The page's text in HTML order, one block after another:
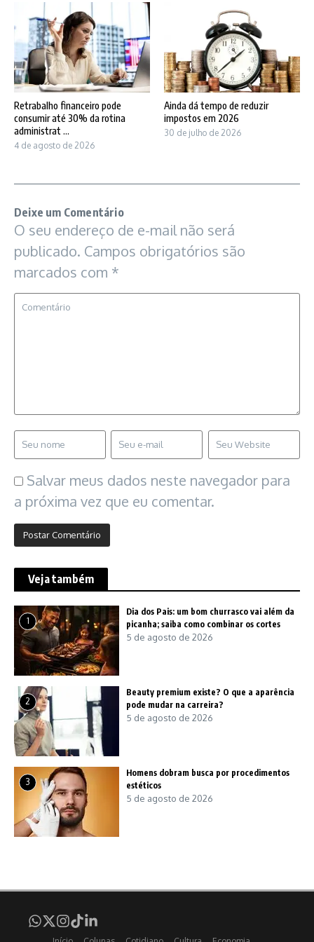
Retrabalho financeiro pode
consumir até 30% da rotina
administrat ...
4 de agosto de 2026
Ainda dá tempo de reduzir
impostos em 2026
30 de julho de 2026
Deixe um Comentário
O seu endereço de e-mail não será
publicado. Campos obrigatórios são
marcados com *
Salvar meus dados neste navegador para
a próxima vez que eu comentar.
Veja também
1
Dia dos Pais: um bom churrasco vai além da
picanha; saiba como combinar os cortes
5 de agosto de 2026
2
Beauty premium existe? O que a aparência
pode mudar na carreira?
5 de agosto de 2026
3
Homens dobram busca por procedimentos
estéticos
5 de agosto de 2026